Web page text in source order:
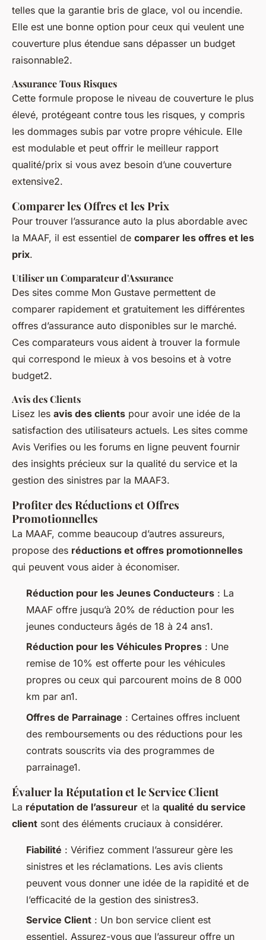
telles que la garantie bris de glace, vol ou incendie.
Elle est une bonne option pour ceux qui veulent une
couverture plus étendue sans dépasser un budget
raisonnable2.
Assurance Tous Risques
Cette formule propose le niveau de couverture le plus
élevé, protégeant contre tous les risques, y compris
les dommages subis par votre propre véhicule. Elle
est modulable et peut offrir le meilleur rapport
qualité/prix si vous avez besoin d’une couverture
extensive2.
Comparer les Offres et les Prix
Pour trouver l’assurance auto la plus abordable avec
la MAAF, il est essentiel de comparer les offres et les
prix.
Utiliser un Comparateur d'Assurance
Des sites comme Mon Gustave permettent de
comparer rapidement et gratuitement les différentes
offres d’assurance auto disponibles sur le marché.
Ces comparateurs vous aident à trouver la formule
qui correspond le mieux à vos besoins et à votre
budget2.
Avis des Clients
Lisez les avis des clients pour avoir une idée de la
satisfaction des utilisateurs actuels. Les sites comme
Avis Verifies ou les forums en ligne peuvent fournir
des insights précieux sur la qualité du service et la
gestion des sinistres par la MAAF3.
Profiter des Réductions et Offres
Promotionnelles
La MAAF, comme beaucoup d’autres assureurs,
propose des réductions et offres promotionnelles
qui peuvent vous aider à économiser.
Réduction pour les Jeunes Conducteurs : La
MAAF offre jusqu’à 20% de réduction pour les
jeunes conducteurs âgés de 18 à 24 ans1.
Réduction pour les Véhicules Propres : Une
remise de 10% est offerte pour les véhicules
propres ou ceux qui parcourent moins de 8 000
km par an1.
Offres de Parrainage : Certaines offres incluent
des remboursements ou des réductions pour les
contrats souscrits via des programmes de
parrainage1.
Évaluer la Réputation et le Service Client
La réputation de l’assureur et la qualité du service
client sont des éléments cruciaux à considérer.
Fiabilité : Vérifiez comment l’assureur gère les
sinistres et les réclamations. Les avis clients
peuvent vous donner une idée de la rapidité et de
l’efficacité de la gestion des sinistres3.
Service Client : Un bon service client est
essentiel. Assurez-vous que l’assureur offre un